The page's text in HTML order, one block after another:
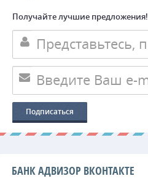
Получайте лучшие предложения!
БАНК АДВИЗОР ВКОНТАКТЕ